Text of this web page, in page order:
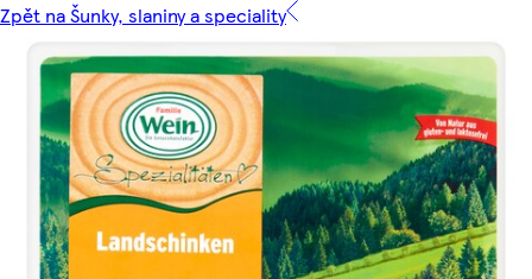
Zpět na Šunky, slaniny a speciality